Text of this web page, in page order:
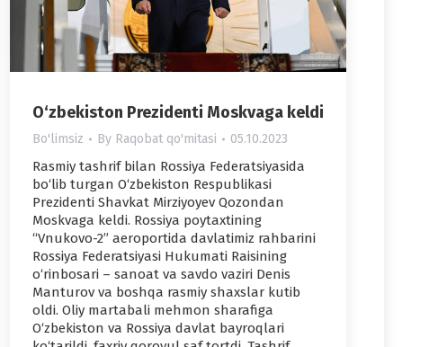
O‘zbekiston Prezidenti Moskvaga keldi
Bo'limsiz By Raqobat qo'mitasi 05.10.2023
Rasmiy tashrif bilan Rossiya Federatsiyasida
bo‘lib turgan O‘zbekiston Respublikasi
Prezidenti Shavkat Mirziyoyev Qozondan
Moskvaga keldi. Rossiya poytaxtining
“Vnukovo-2” aeroportida davlatimiz rahbarini
Rossiya Federatsiyasi Hukumati Raisining
o‘rinbosari – sanoat va savdo vaziri Denis
Manturov va boshqa rasmiy shaxslar kutib
oldi. Oliy martabali mehmon sharafiga
O‘zbekiston va Rossiya davlat bayroqlari